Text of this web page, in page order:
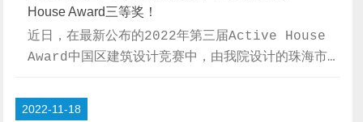
House Award三等奖！
近日，在最新公布的2022年第三届Active House
Award中国区建筑设计竞赛中，由我院设计的珠海市
【竞赛介绍】Active House Award国际建筑设计
2022-11-18